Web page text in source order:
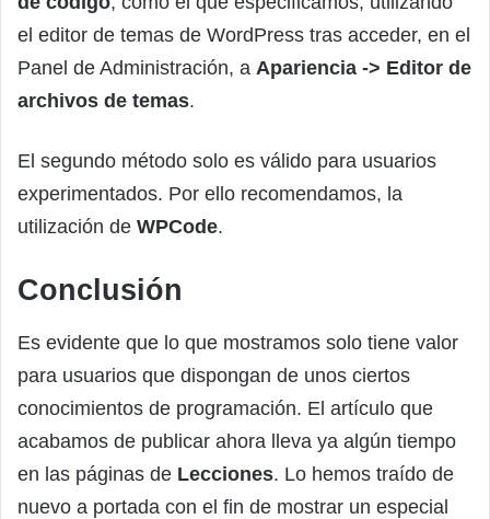
el editor de temas de WordPress tras acceder, en el
Panel de Administración, a Apariencia -> Editor de
archivos de temas.
El segundo método solo es válido para usuarios
experimentados. Por ello recomendamos, la
utilización de WPCode.
Conclusión
Es evidente que lo que mostramos solo tiene valor
para usuarios que dispongan de unos ciertos
conocimientos de programación. El artículo que
acabamos de publicar ahora lleva ya algún tiempo
en las páginas de Lecciones. Lo hemos traído de
nuevo a portada con el fin de mostrar un especial